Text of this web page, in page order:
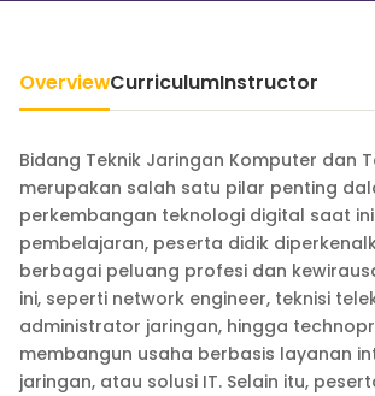
OverviewCurriculumInstructor
Bidang Teknik Jaringan Komputer dan
merupakan salah satu pilar penting
perkembangan teknologi digital saat
pembelajaran, peserta didik
berbagai peluang profesi dan
ini, seperti network engineer, teknisi
administrator jaringan, hingga
membangun usaha berbasis layanan
jaringan, atau solusi IT. Selain itu,